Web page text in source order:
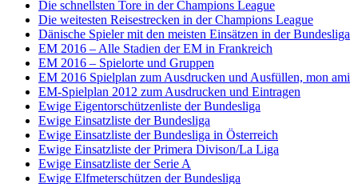
Die schnellsten Tore in der Champions League
Die weitesten Reisestrecken in der Champions League
Dänische Spieler mit den meisten Einsätzen in der Bundesliga
EM 2016 – Alle Stadien der EM in Frankreich
EM 2016 – Spielorte und Gruppen
EM 2016 Spielplan zum Ausdrucken und Ausfüllen, mon ami
EM-Spielplan 2012 zum Ausdrucken und Eintragen
Ewige Eigentorschützenliste der Bundesliga
Ewige Einsatzliste der Bundesliga
Ewige Einsatzliste der Bundesliga in Österreich
Ewige Einsatzliste der Primera Divison/La Liga
Ewige Einsatzliste der Serie A
Ewige Elfmeterschützen der Bundesliga